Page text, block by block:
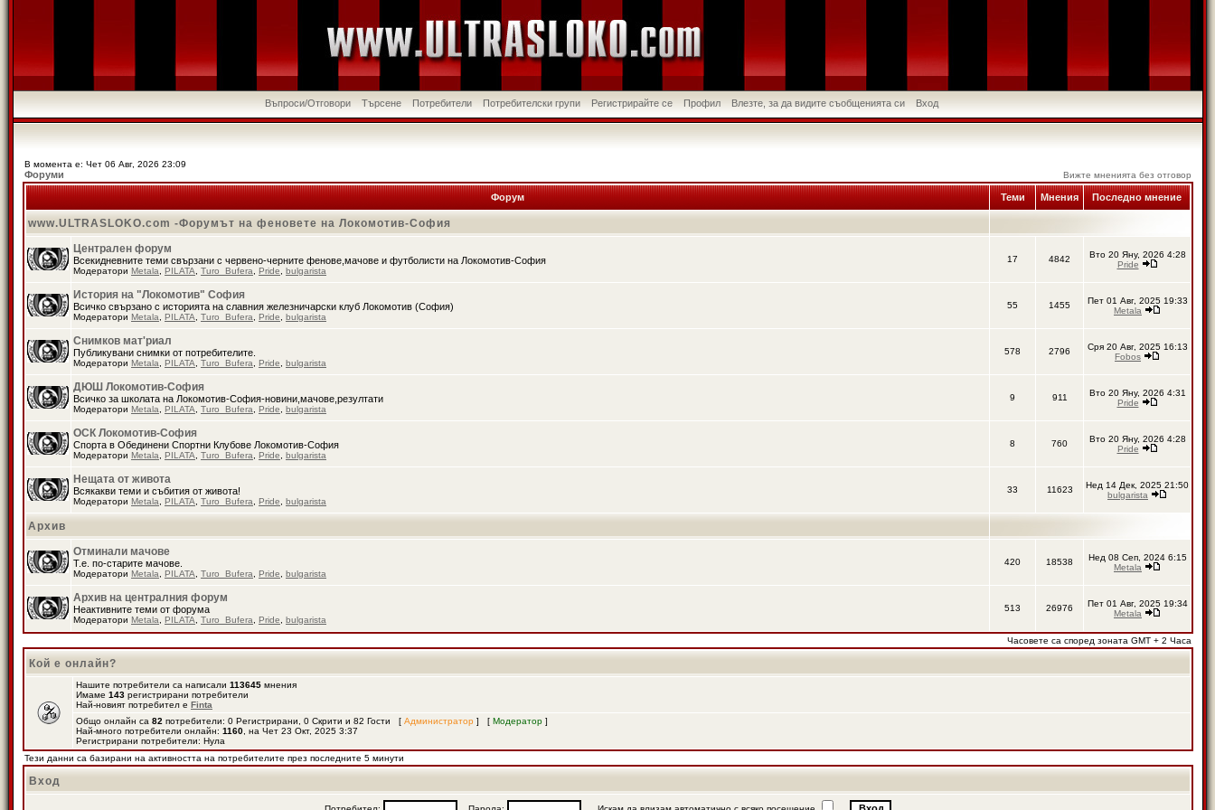
Въпроси/Отговори Търсене Потребители Потребителски групи Регистрирайте се Профил Влезте, за да видите съобщенията си Вход
В момента е: Чет 06 Авг, 2026 23:09
Форуми Вижте мненията без отговор
Форум Теми Мнения Последно мнение
www.ULTRASLOKO.com -Форумът на феновете на Локомотив-София
Централен форум
Всекидневните теми свързани с червено-черните фенове,мачове и футболисти на Локомотив-София
Модератори Metala PILATA Turo_Bufera Pride bulgarista
17 4842
Вто 20 Яну, 2026 4:28
Pride
История на "Локомотив" София
Всичко свързано с историята на славния железничарски клуб Локомотив (София)
Модератори Metala PILATA Turo_Bufera Pride bulgarista
55 1455
Пет 01 Авг, 2025 19:33
Metala
Снимков мат'риал
Публикувани снимки от потребителите.
Модератори Metala PILATA Turo_Bufera Pride bulgarista
578 2796
Сря 20 Авг, 2025 16:13
Fobos
ДЮШ Локомотив-София
Всичко за школата на Локомотив-София-новини,мачове,резултати
Модератори Metala PILATA Turo_Bufera Pride bulgarista
9 911
Вто 20 Яну, 2026 4:31
Pride
ОСК Локомотив-София
Спорта в Обединени Спортни Клубове Локомотив-София
Модератори Metala PILATA Turo_Bufera Pride bulgarista
8 760
Вто 20 Яну, 2026 4:28
Pride
Нещата от живота
Всякакви теми и събития от живота!
Модератори Metala PILATA Turo_Bufera Pride bulgarista
33 11623
Нед 14 Дек, 2025 21:50
bulgarista
Архив
Отминали мачове
Т.е. по-старите мачове.
Модератори Metala PILATA Turo_Bufera Pride bulgarista
420 18538
Нед 08 Сеп, 2024 6:15
Metala
Архив на централния форум
Неактивните теми от форума
Модератори Metala PILATA Turo_Bufera Pride bulgarista
513 26976
Пет 01 Авг, 2025 19:34
Metala
Часовете са според зоната GMT + 2 Часа
Кой е онлайн?
Нашите потребители са написали 113645 мнения
Имаме 143 регистрирани потребители
Най-новият потребител е Finta
Общо онлайн са 82 потребители: 0 Регистрирани, 0 Скрити и 82 Гости [ Администратор ] [ Модератор ]
Най-много потребители онлайн: 1160 , на Чет 23 Окт, 2025 3:37
Регистрирани потребители: Нула
Тези данни са базирани на активността на потребителите през последните 5 минути
Вход